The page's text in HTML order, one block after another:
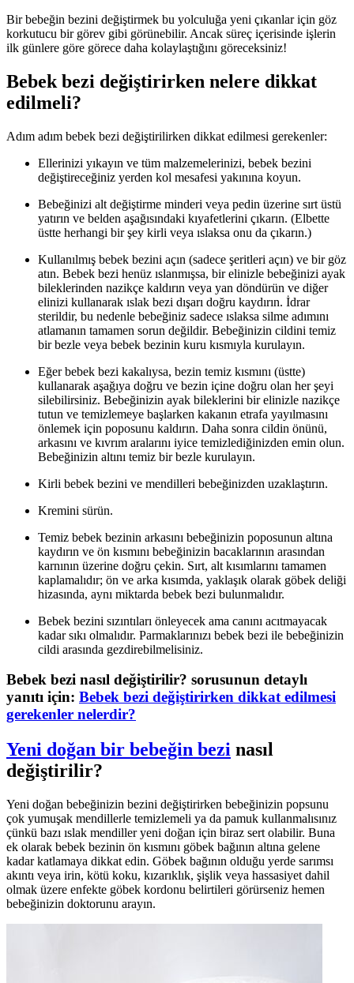
Bir bebeğin bezini değiştirmek bu yolculuğa yeni çıkanlar için göz
korkutucu bir görev gibi görünebilir. Ancak süreç içerisinde işlerin
ilk günlere göre görece daha kolaylaştığını göreceksiniz!
Bebek bezi değiştirirken nelere dikkat
edilmeli?
Adım adım bebek bezi değiştirilirken dikkat edilmesi gerekenler:
Ellerinizi yıkayın ve tüm malzemelerinizi, bebek bezini
değiştireceğiniz yerden kol mesafesi yakınına koyun.
Bebeğinizi alt değiştirme minderi veya pedin üzerine sırt üstü
yatırın ve belden aşağısındaki kıyafetlerini çıkarın. (Elbette
üstte herhangi bir şey kirli veya ıslaksa onu da çıkarın.)
Kullanılmış bebek bezini açın (sadece şeritleri açın) ve bir göz
atın. Bebek bezi henüz ıslanmışsa, bir elinizle bebeğinizi ayak
bileklerinden nazikçe kaldırın veya yan döndürün ve diğer
elinizi kullanarak ıslak bezi dışarı doğru kaydırın. İdrar
sterildir, bu nedenle bebeğiniz sadece ıslaksa silme adımını
atlamanın tamamen sorun değildir. Bebeğinizin cildini temiz
bir bezle veya bebek bezinin kuru kısmıyla kurulayın.
Eğer bebek bezi kakalıysa, bezin temiz kısmını (üstte)
kullanarak aşağıya doğru ve bezin içine doğru olan her şeyi
silebilirsiniz. Bebeğinizin ayak bileklerini bir elinizle nazikçe
tutun ve temizlemeye başlarken kakanın etrafa yayılmasını
önlemek için poposunu kaldırın. Daha sonra cildin önünü,
arkasını ve kıvrım aralarını iyice temizlediğinizden emin olun.
Bebeğinizin altını temiz bir bezle kurulayın.
Kirli bebek bezini ve mendilleri bebeğinizden uzaklaştırın.
Kremini sürün.
Temiz bebek bezinin arkasını bebeğinizin poposunun altına
kaydırın ve ön kısmını bebeğinizin bacaklarının arasından
karnının üzerine doğru çekin. Sırt, alt kısımlarını tamamen
kaplamalıdır; ön ve arka kısımda, yaklaşık olarak göbek deliği
hizasında, aynı miktarda bebek bezi bulunmalıdır.
Bebek bezini sızıntıları önleyecek ama canını acıtmayacak
kadar sıkı olmalıdır. Parmaklarınızı bebek bezi ile bebeğinizin
cildi arasında gezdirebilmelisiniz.
Bebek bezi nasıl değiştirilir? sorusunun detaylı
yanıtı için: Bebek bezi değiştirirken dikkat edilmesi
gerekenler nelerdir?
Yeni doğan bir bebeğin bezi nasıl
değiştirilir?
Yeni doğan bebeğinizin bezini değiştirirken bebeğinizin popsunu
çok yumuşak mendillerle temizlemeli ya da pamuk kullanmalısınız
çünkü bazı ıslak mendiller yeni doğan için biraz sert olabilir. Buna
ek olarak bebek bezinin ön kısmını göbek bağının altına gelene
kadar katlamaya dikkat edin. Göbek bağının olduğu yerde sarımsı
akıntı veya irin, kötü koku, kızarıklık, şişlik veya hassasiyet dahil
olmak üzere enfekte göbek kordonu belirtileri görürseniz hemen
bebeğinizin doktorunu arayın.